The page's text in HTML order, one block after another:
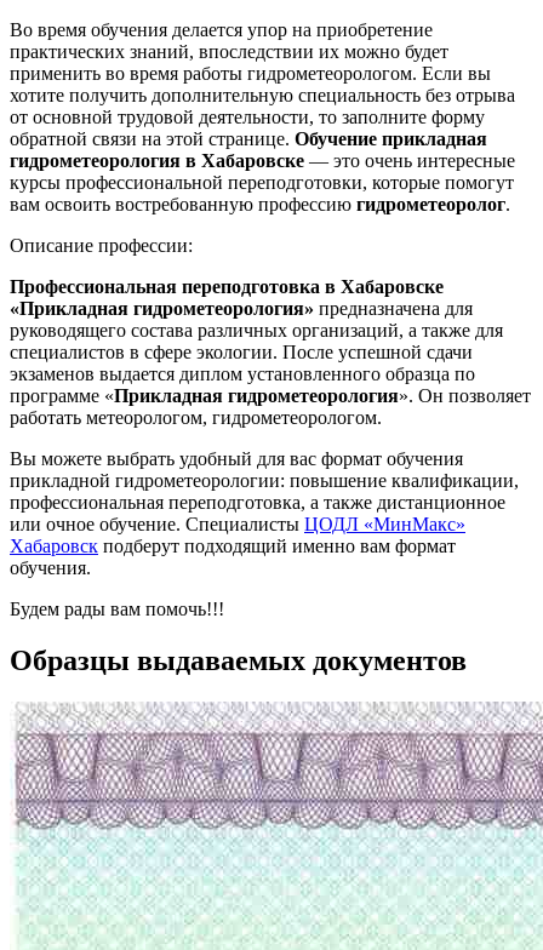
Во время обучения делается упор на приобретение
практических знаний, впоследствии их можно будет
применить во время работы гидрометеорологом. Если вы
хотите получить дополнительную специальность без отрыва
от основной трудовой деятельности, то заполните форму
обратной связи на этой странице. Обучение прикладная
гидрометеорология в Хабаровске — это очень интересные
курсы профессиональной переподготовки, которые помогут
вам освоить востребованную профессию гидрометеоролог.
Описание профессии:
Профессиональная переподготовка в Хабаровске
«Прикладная гидрометеорология» предназначена для
руководящего состава различных организаций, а также для
специалистов в сфере экологии. После успешной сдачи
экзаменов выдается диплом установленного образца по
программе «Прикладная гидрометеорология». Он позволяет
работать метеорологом, гидрометеорологом.
Вы можете выбрать удобный для вас формат обучения
прикладной гидрометеорологии: повышение квалификации,
профессиональная переподготовка, а также дистанционное
или очное обучение. Специалисты ЦОДЛ «МинМакс»
Хабаровск подберут подходящий именно вам формат
обучения.
Будем рады вам помочь!!!
Образцы выдаваемых документов